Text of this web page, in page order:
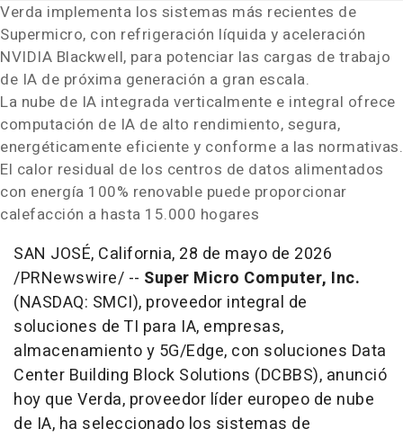
Verda implementa los sistemas más recientes de
Supermicro, con refrigeración líquida y aceleración
NVIDIA Blackwell, para potenciar las cargas de trabajo
de IA de próxima generación a gran escala.
La nube de IA integrada verticalmente e integral ofrece
computación de IA de alto rendimiento, segura,
energéticamente eficiente y conforme a las normativas.
El calor residual de los centros de datos alimentados
con energía 100% renovable puede proporcionar
calefacción a hasta 15.000 hogares
SAN JOSÉ, California, 28 de mayo de 2026
/PRNewswire/ -- Super Micro Computer, Inc.
(NASDAQ: SMCI), proveedor integral de
soluciones de TI para IA, empresas,
almacenamiento y 5G/Edge, con soluciones Data
Center Building Block Solutions (DCBBS), anunció
hoy que Verda, proveedor líder europeo de nube
de IA, ha seleccionado los sistemas de